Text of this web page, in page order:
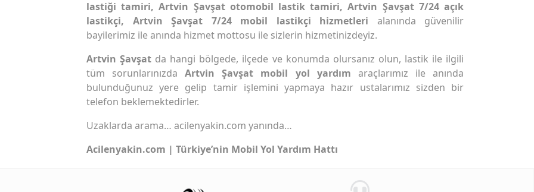
lastiği tamiri, Artvin Şavşat otomobil lastik tamiri, Artvin Şavşat 7/24 açık
lastikçi, Artvin Şavşat 7/24 mobil lastikçi hizmetleri alanında güvenilir
bayilerimiz ile anında hizmet mottosu ile sizlerin hizmetinizdeyiz.
Artvin Şavşat da hangi bölgede, ilçede ve konumda olursanız olun, lastik ile ilgili
tüm sorunlarınızdaArtvin Şavşat mobil yol yardım araçlarımız ile anında
bulunduğunuz yere gelip tamir işlemini yapmaya hazır ustalarımız sizden bir
telefon beklemektedirler.
Uzaklarda arama… acilenyakin.com yanında…
Acilenyakin.com | Türkiye’nin Mobil Yol Yardım Hattı